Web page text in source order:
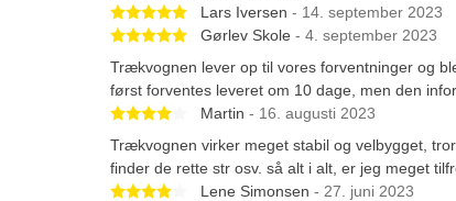
Betygsatt 5 av 5 stjärnor
Lars Iversen - 14. september 2023
Betygsatt 5 av 5 stjärnor
Gørlev Skole - 4. september 2023
Trækvognen lever op til vores forventninger og
først forventes leveret om 10 dage, men den
Betygsatt 4 av 5 stjärnor
Martin - 16. augusti 2023
Trækvognen virker meget stabil og velbygget,
finder de rette str osv. så alt i alt, er jeg meget
Betygsatt 4 av 5 stjärnor
Lene Simonsen - 27. juni 2023